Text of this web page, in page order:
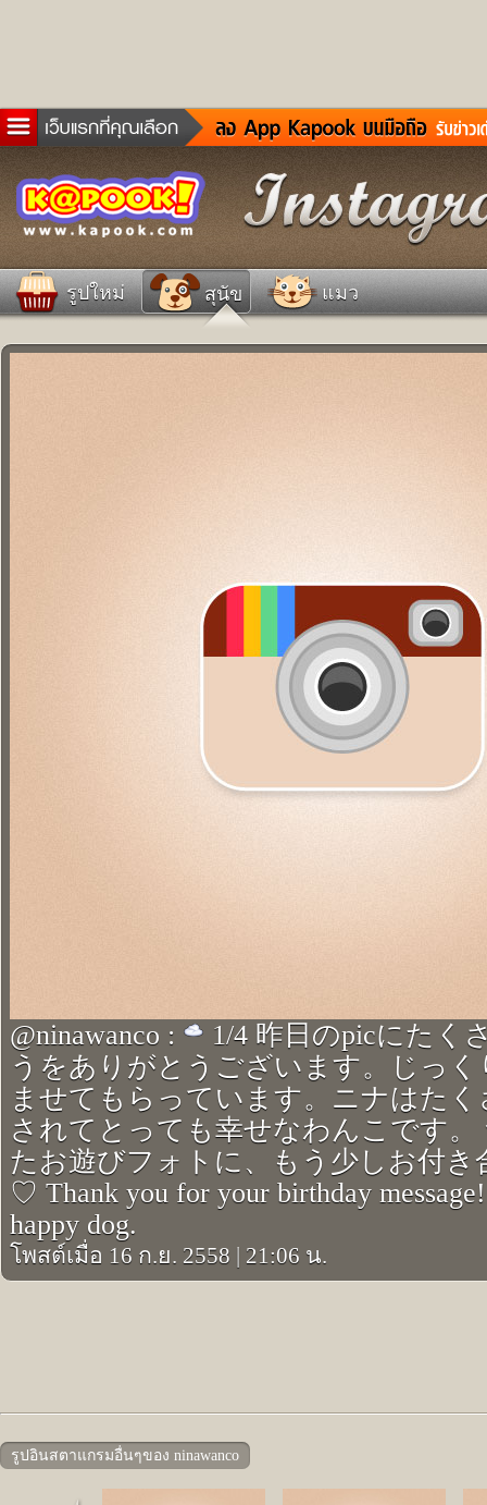
ข่าวด่วน
ละคร
เกม
ดูดวง
ผู้ชาย
รูปใหม่ สุนัข แมว
@ninawanco :
1/4 昨日のpicにたく
うをありがとうございます。じっ
ませてもらっています。ニナはた
されてとっても幸せなわんこです
たお遊びフォトに、もう少しお付き
♡ Thank you for your birthday
happy dog.
โพสต์เมื่อ 16 ก.ย. 2558 | 21:06 น.
รูปอินสตาแกรมอื่นๆของ ninawanco